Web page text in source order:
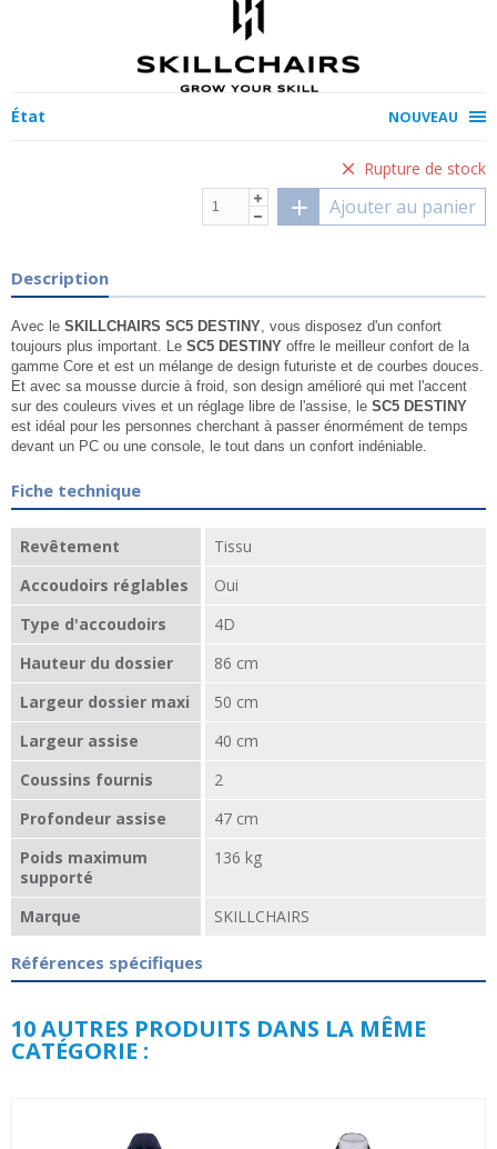
État NOUVEAU
Rupture de stock
Ajouter au panier
Description
Avec le SKILLCHAIRS SC5 DESTINY, vous disposez d'un confort
toujours plus important. Le SC5 DESTINY offre le meilleur confort de la
gamme Core et est un mélange de design futuriste et de courbes douces.
Et avec sa mousse durcie à froid, son design amélioré qui met l'accent
sur des couleurs vives et un réglage libre de l'assise, le SC5 DESTINY
est idéal pour les personnes cherchant à passer énormément de temps
devant un PC ou une console, le tout dans un confort indéniable.
Fiche technique
Revêtement
Tissu
Accoudoirs réglables
Oui
Type d'accoudoirs
4D
Hauteur du dossier
86 cm
Largeur dossier maxi
50 cm
Largeur assise
40 cm
Coussins fournis
2
Profondeur assise
47 cm
Poids maximum
supporté
136 kg
Marque SKILLCHAIRS
Références spécifiques
10 AUTRES PRODUITS DANS LA MÊME
CATÉGORIE :